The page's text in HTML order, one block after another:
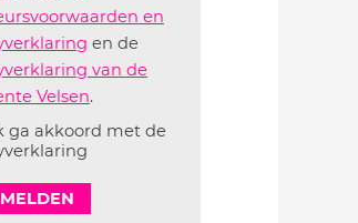
en
en de
van de
Velsen.
ga akkoord met de